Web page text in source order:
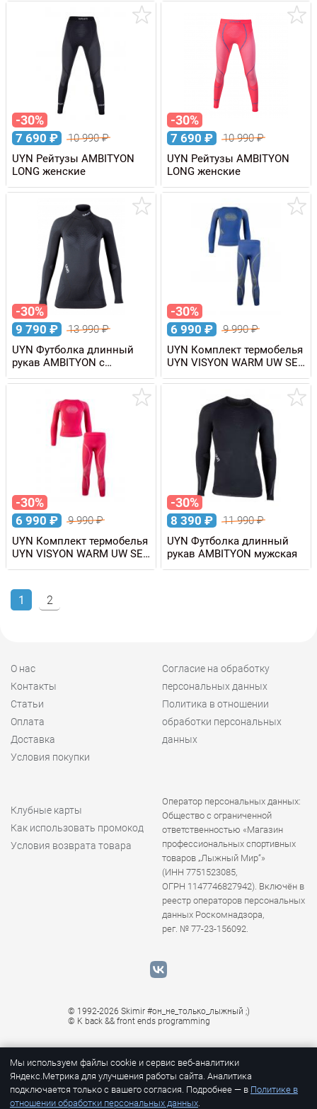
-30%
7 690 ₽ 10 990₽
UYN Рейтузы AMBITYON
LONG женские
-30%
7 690 ₽ 10 990₽
UYN Рейтузы AMBITYON
LONG женские
-30%
9 790 ₽ 13 990₽
UYN Футболка длинный
рукав AMBITYON с
высоким воротом,
женская
-30%
6 990 ₽ 9 990₽
UYN Комплект термобелья
UYN VISYON WARM UW SET
детский
-30%
6 990 ₽ 9 990₽
UYN Комплект термобелья
UYN VISYON WARM UW SET
детский
-30%
8 390 ₽ 11 990₽
UYN Футболка длинный
рукав AMBITYON мужская
1 2
О нас
Контакты
Статьи
Оплата
Доставка
Условия покупки
Согласие на обработку
персональных данных
Политика в отношении
обработки персональных
данных
Клубные карты
Как использовать промокод
Условия возврата товара
Оператор персональных данных:
Общество с ограниченной
ответственностью «Магазин
профессиональных спортивных
товаров „Лыжный Мир“»
(ИНН 7751523085,
ОГРН 1147746827942). Включён в
реестр операторов персональных
данных Роскомнадзора,
рег. № 77-23-156092.
© 1992-2026 Skimir #он_не_только_лыжный ;)
© K back && front ends programming
Мы используем файлы cookie и сервис веб-аналитики
Яндекс.Метрика для улучшения работы сайта. Аналитика
подключается только с вашего согласия. Подробнее — в Политике в
отношении обработки персональных данных.